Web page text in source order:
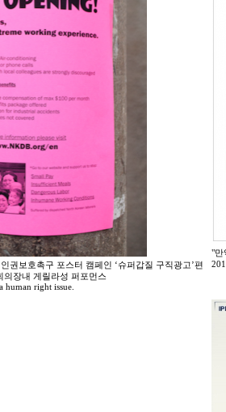
권보호촉구 포스터 캠페인 ‘슈퍼갑질 구직광고’편
의장내 게릴라성 퍼포먼스
human right issue.
"만